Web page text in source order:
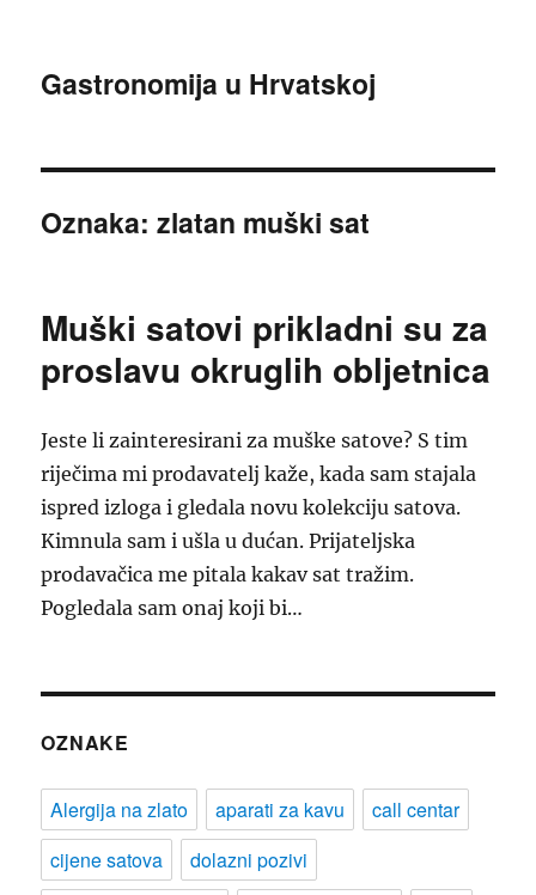
Gastronomija u Hrvatskoj
Oznaka:zlatan muški sat
Muški satovi prikladni su za
proslavu okruglih obljetnica
Jeste li zainteresirani za muške satove? S tim
riječima mi prodavatelj kaže, kada sam stajala
ispred izloga i gledala novu kolekciju satova.
Kimnula sam i ušla u dućan. Prijateljska
prodavačica me pitala kakav sat tražim.
Pogledala sam onaj koji bi…
OZNAKE
Alergija na zlato aparati za kavu
call centar
cijene satova
dolazni pozivi